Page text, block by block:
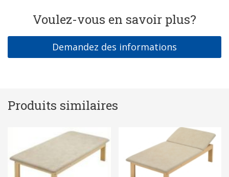
Voulez-vous en savoir plus?
Demandez des informations
Produits similaires